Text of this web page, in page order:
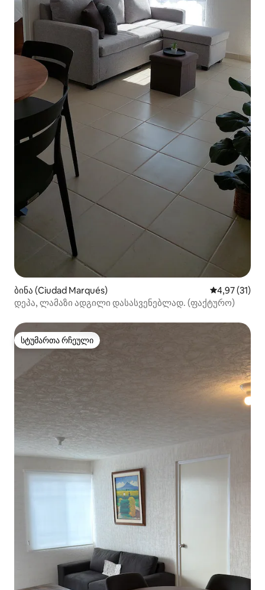
ბინა (Ciudad Marqués) საშუალო
4,97 (31)
დეპა, ლამაზი ადგილი დასასვენებლად. (ფაქტურო)
სტუმართა რჩეული
სტუმართა რჩეული